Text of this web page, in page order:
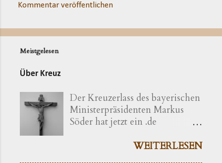
Kommentar veröffentlichen
Meistgelesen
Über Kreuz
Der Kreuzerlass des bayerischen
Ministerpräsidenten Markus
Söder hat jetzt ein .de
Der Vorgang gibt sich im
WEITERLESEN